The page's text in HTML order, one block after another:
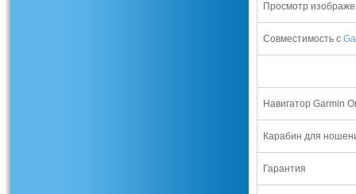
Просмотр
Совместимость с
Навигатор Garmin
Карабин для
Гарантия